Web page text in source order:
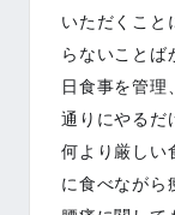
いただくこと
らないことば
日食事を管理
通りにやるだ
何より厳しい
に食べながら